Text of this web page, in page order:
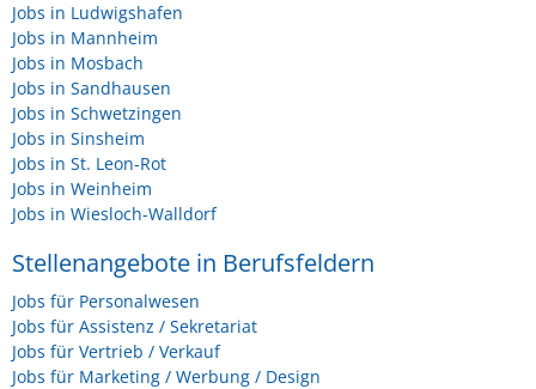
Jobs in Ludwigshafen
Jobs in Mannheim
Jobs in Mosbach
Jobs in Sandhausen
Jobs in Schwetzingen
Jobs in Sinsheim
Jobs in St. Leon-Rot
Jobs in Weinheim
Jobs in Wiesloch-Walldorf
Stellenangebote in Berufsfeldern
Jobs für Personalwesen
Jobs für Assistenz / Sekretariat
Jobs für Vertrieb / Verkauf
Jobs für Marketing / Werbung / Design